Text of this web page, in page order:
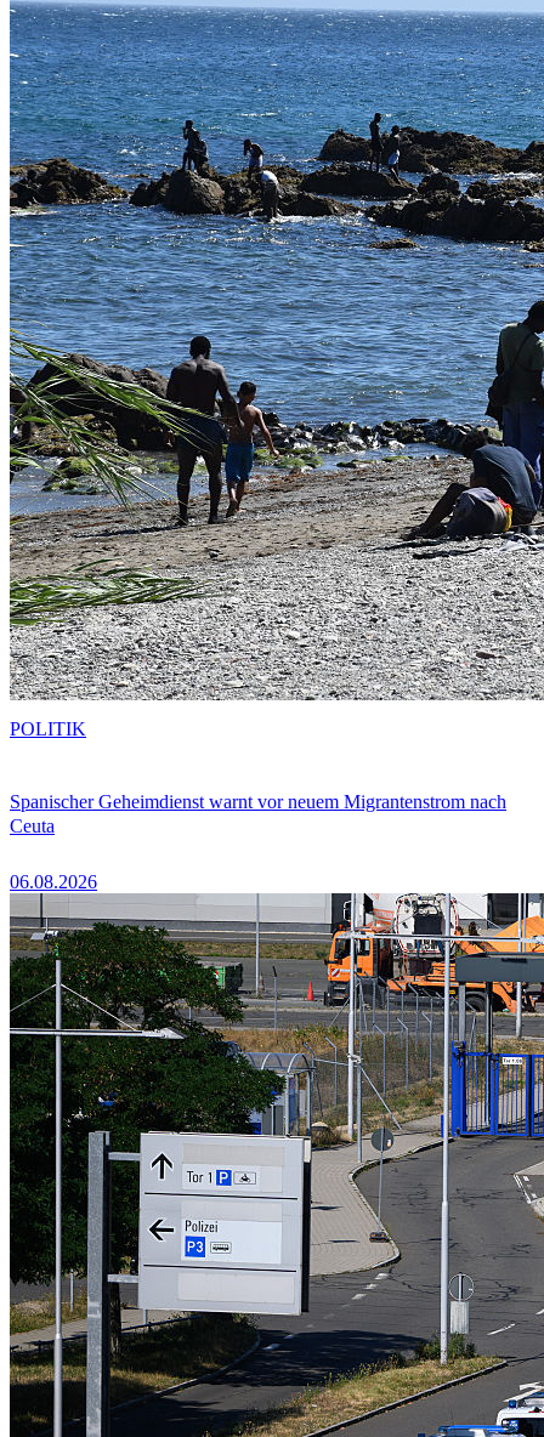
Spanischer Geheimdienst warnt vor neuem Migrantenstrom nach
Ceuta
06.08.2026
POLITIK